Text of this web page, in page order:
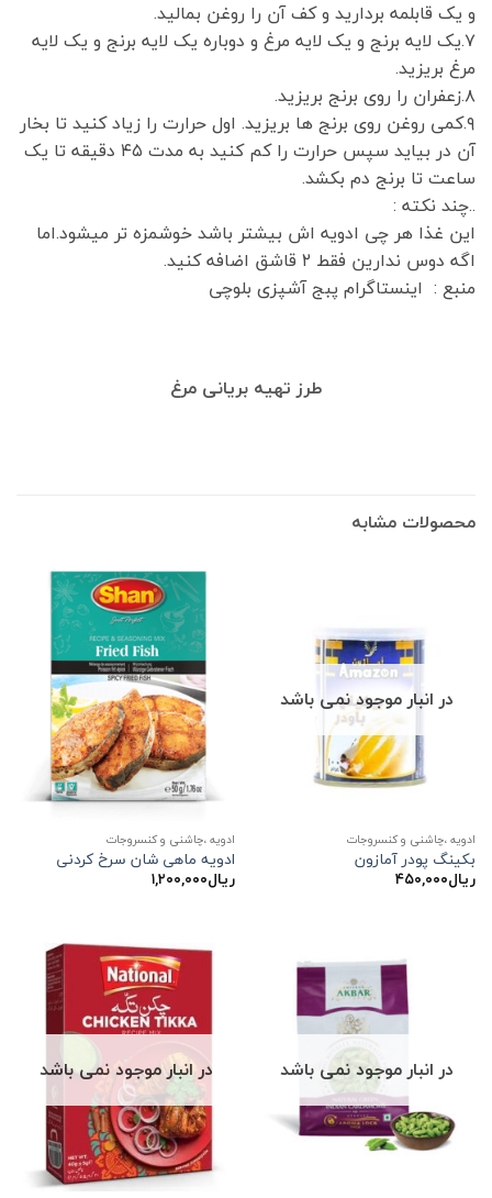
و یک قابلمه بردارید و کف آن را روغن بمالید.
۷.یک لایه برنج و یک لایه مرغ و دوباره یک لایه برنج و یک لایه
مرغ بریزید.
۸.زعفران را روی برنج بریزید.
۹.کمی روغن روی برنج ها بریزید. اول حرارت را زیاد کنید تا بخار
آن در بیاید سپس حرارت را کم کنید به مدت ۴۵ دقیقه تا یک
ساعت تا برنج دم بکشد.
..چند نکته :
این غذا هر چی ادویه اش بیشتر باشد خوشمزه تر میشود.اما
اگه دوس ندارین فقط ۲ قاشق اضافه کنید.
منبع : اینستاگرام پبج آشپزی بلوچی
طرز تهیه بریانی مرغ
محصولات مشابه
در انبار موجود نمی باشد
ادویه ،چاشنی و کنسروجات
بکینگ پودر آمازون
ریال۴۵۰,۰۰۰
ادویه ،چاشنی و کنسروجات
ادویه ماهی شان سرخ کردنی
ریال۱,۲۰۰,۰۰۰
در انبار موجود نمی باشد در انبار موجود نمی باشد